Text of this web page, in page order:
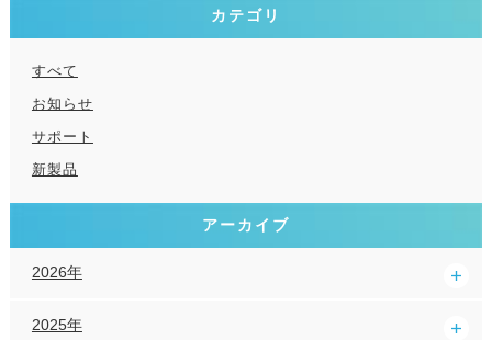
カテゴリ
すべて
お知らせ
サポート
新製品
アーカイブ
2026年
2025年